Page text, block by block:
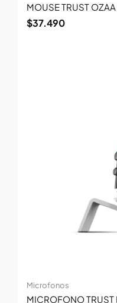
MOUSE TRUST
$37.490
Microfonos
MICROFONO TRUST